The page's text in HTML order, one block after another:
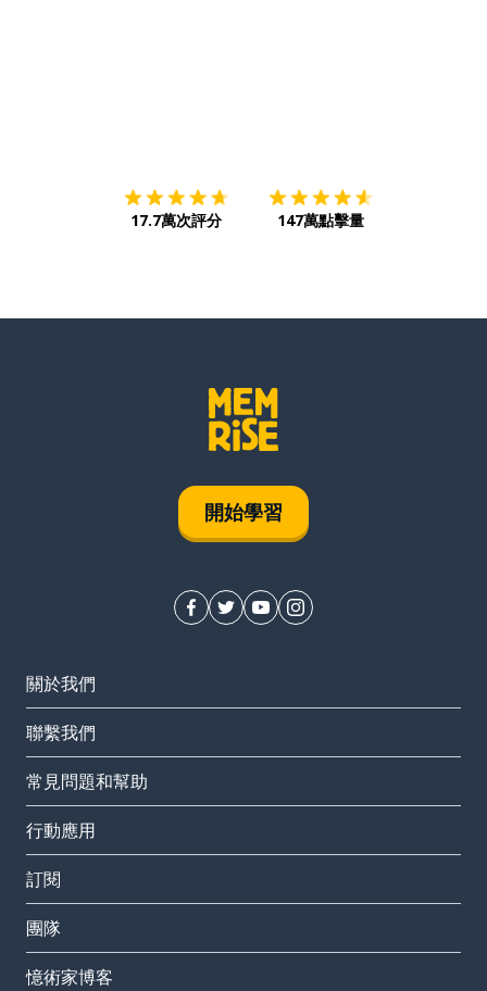
17.7萬次評分 147萬點擊量
開始學習
關於我們
聯繫我們
常見問題和幫助
行動應用
訂閱
團隊
憶術家博客